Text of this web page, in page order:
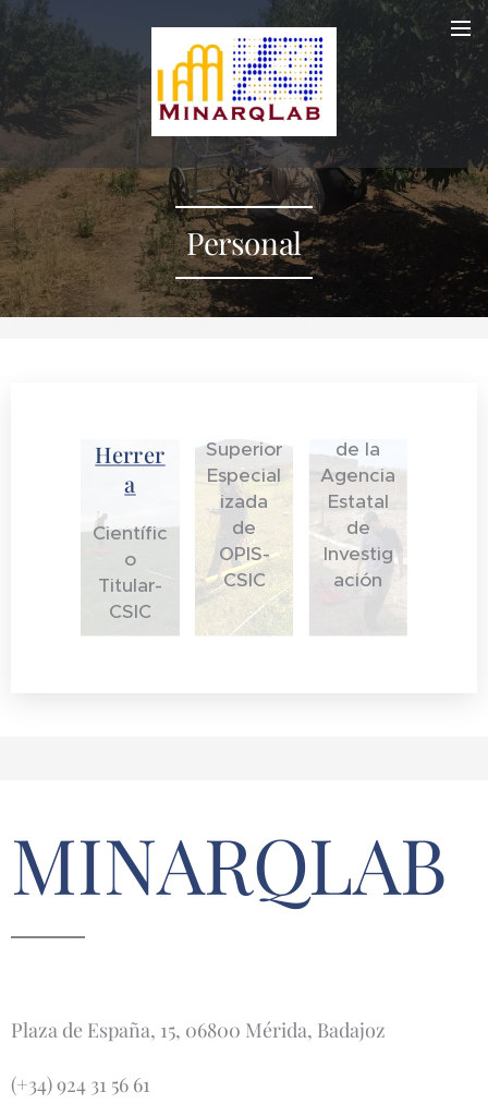
Personal
Herrer
a
Científic
o
Titular-
CSIC
Cristin
a
Superior
Especial
izada
de
OPIS-
CSIC
Franci
sco
Javier
Catalá
Gonzál
ez
de la
Agencia
Estatal
de
Investig
ación
MINARQLAB
Plaza de España, 15, 06800 Mérida, Badajoz
(+34) 924 31 56 61